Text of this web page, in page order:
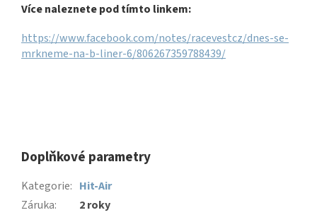
Více naleznete pod tímto linkem:
https://www.facebook.com/notes/racevestcz/dnes-se-
mrkneme-na-b-liner-6/806267359788439/
Doplňkové parametry
Kategorie: Hit-Air
Záruka:
2 roky